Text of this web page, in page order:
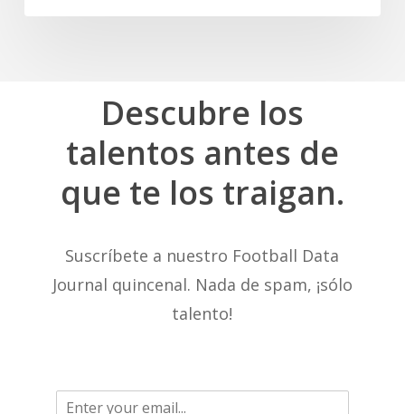
Descubre los
talentos antes de
que te los traigan.
Suscríbete a nuestro Football Data
Journal quincenal. Nada de spam, ¡sólo
talento!